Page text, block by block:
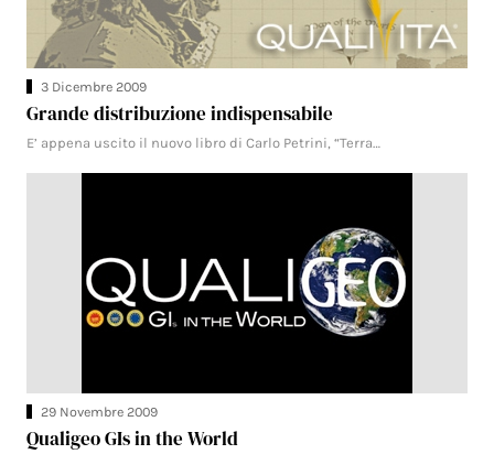
3 Dicembre 2009
Grande distribuzione indispensabile
E’ appena uscito il nuovo libro di Carlo Petrini, “Terra…
29 Novembre 2009
Qualigeo GIs in the World